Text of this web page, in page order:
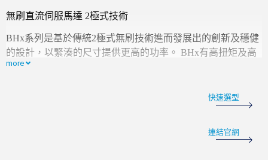
無刷直流伺服馬達 2極式技術
BHx系列是基於傳統2極式無刷技術進而發展出的創新及穩健
的設計 ， 以緊湊的尺寸提供更高的功率。 BHx有高扭矩及高
轉速 兩種不同的版本
BHx系列的低慣量和短回應時間也證明
高速運行和
more
快速選型
連結官網